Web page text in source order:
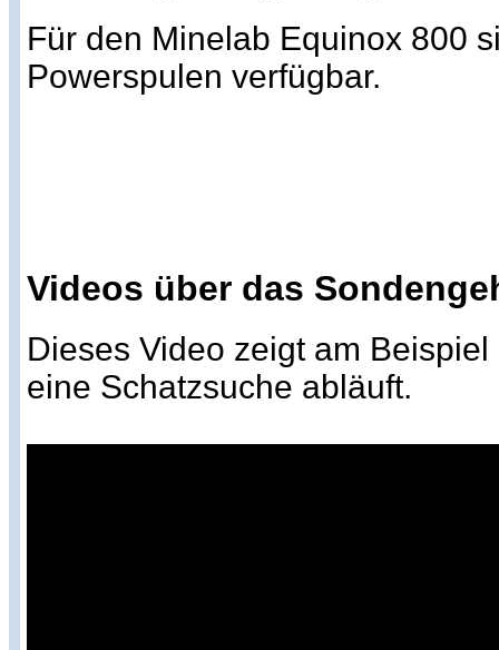
Für den Minelab Equinox 800
Powerspulen verfügbar.
Videos über das
Dieses Video zeigt am
eine Schatzsuche abläuft.